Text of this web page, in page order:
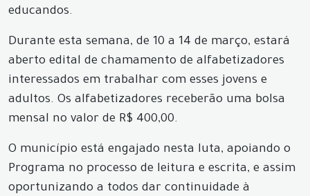
educandos.
Durante esta semana, de 10 a 14 de março, estará
aberto edital de chamamento de alfabetizadores
interessados em trabalhar com esses jovens e
adultos. Os alfabetizadores receberão uma bolsa
mensal no valor de R$ 400,00.
O município está engajado nesta luta, apoiando o
Programa no processo de leitura e escrita, e assim
oportunizando a todos dar continuidade à